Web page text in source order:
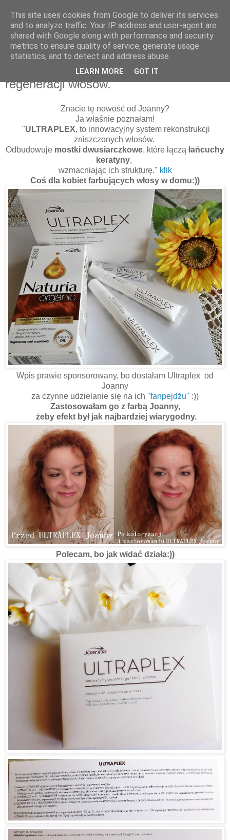
27 września 2016
ULTRAPLEX Joanny - system
regeneracji włosów.
Znacie tę nowość od Joanny?
Ja właśnie poznałam!
"ULTRAPLEX, to innowacyjny system rekonstrukcji
zniszczonych włosów.
Odbudowuje mostki dwusiarczkowe, które łączą łańcuchy
keratyny,
wzmacniając ich strukturę." klik
Coś dla kobiet farbujących włosy w domu:))
Wpis prawie sponsorowany, bo dostałam Ultraplex od
Joanny
za czynne udzielanie się na ich "fanpejdżu" :))
Zastosowałam go z farbą Joanny,
żeby efekt był jak najbardziej wiarygodny.
Polecam, bo jak widać działa:))
This site uses cookies from Google to deliver its services
and to analyze traffic. Your IP address and user-agent are
shared with Google along with performance and security
metrics to ensure quality of service, generate usage
statistics, and to detect and address abuse.
LEARN MORE GOT IT